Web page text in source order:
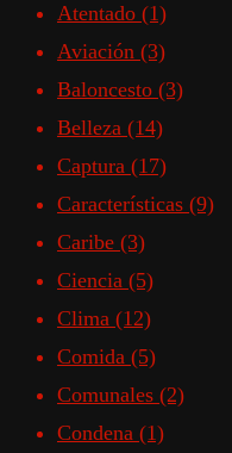
Atentado (1)
Aviación (3)
Baloncesto (3)
Belleza (14)
Captura (17)
Características (9)
Caribe (3)
Ciencia (5)
Clima (12)
Comida (5)
Comunales (2)
Condena (1)